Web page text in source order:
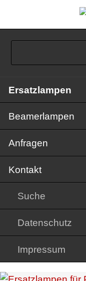
überspringen
Ersatzlampen
Beamerlampen
Anfragen
Kontakt
Suche
Datenschutz
Impressum